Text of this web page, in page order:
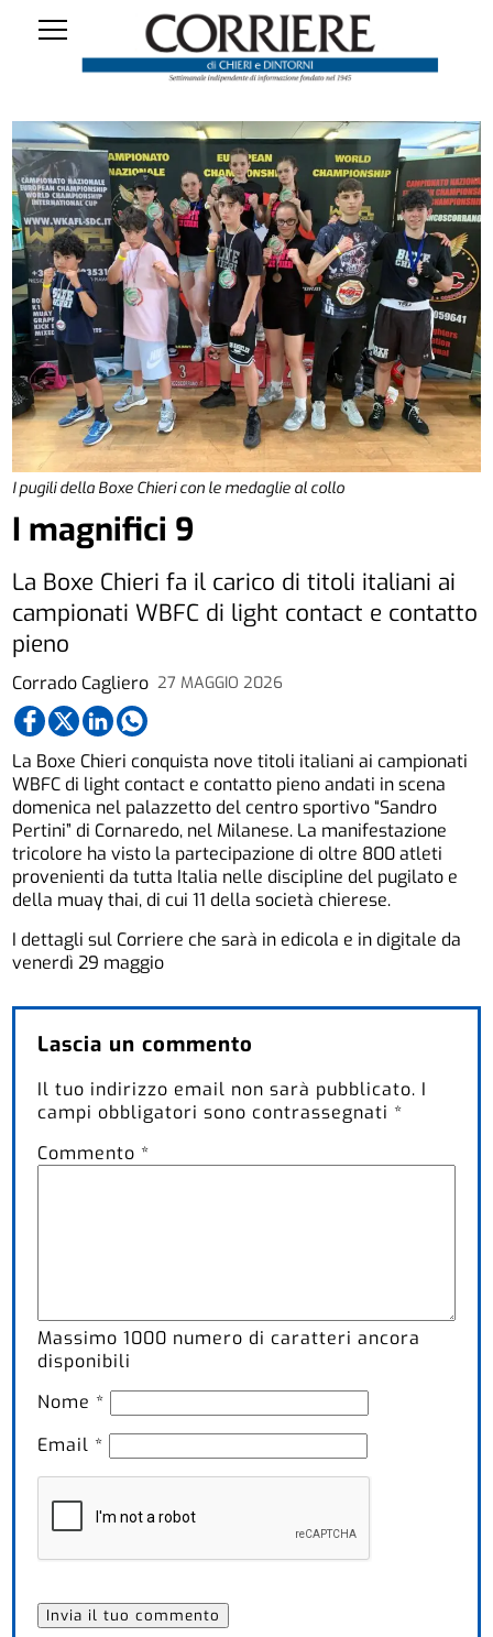
I pugili della Boxe Chieri con le medaglie al collo
Corrado Cagliero 27 MAGGIO 2026
I magnifici 9
La Boxe Chieri fa il carico di titoli italiani ai
campionati WBFC di light contact e contatto
pieno
La Boxe Chieri conquista nove titoli italiani ai campionati
WBFC di light contact e contatto pieno andati in scena
domenica nel palazzetto del centro sportivo “Sandro
Pertini” di Cornaredo, nel Milanese. La manifestazione
tricolore ha visto la partecipazione di oltre 800 atleti
provenienti da tutta Italia nelle discipline del pugilato e
della muay thai, di cui 11 della società chierese.
I dettagli sul Corriere che sarà in edicola e in digitale da
venerdì 29 maggio
Lascia un commento
Il tuo indirizzo email non sarà pubblicato. I
campi obbligatori sono contrassegnati *
Commento *
Massimo1000 numero di caratteri ancora
disponibili
Nome *
Email *